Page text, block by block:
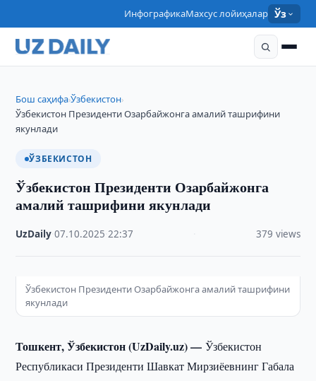
ИнфографикаМахсус лойиҳалар Ўз
Бош саҳифа›Ўзбекистон›
Ўзбекистон Президенти Озарбайжонга амалий ташрифини
якунлади
ЎЗБЕКИСТОН
Ўзбекистон Президенти Озарбайжонга
амалий ташрифини якунлади
UzDaily ·07.10.2025 ·22:37 379 views
Ўзбекистон Президенти Озарбайжонга амалий ташрифини
якунлади
Тошкент, Ўзбекистон (UzDaily.uz) —Ўзбекистон
Республикаси Президенти Шавкат Мирзиёевнинг Габала